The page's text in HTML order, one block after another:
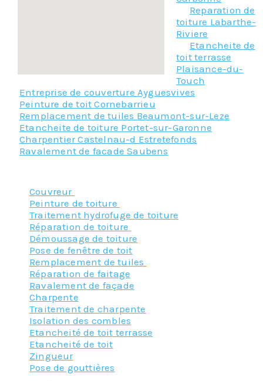
Reparation de
toiture Labarthe-
Riviere
Etancheite de
toit terrasse
Plaisance-du-
Touch
Entreprise de couverture Ayguesvives
Peinture de toit Cornebarrieu
Remplacement de tuiles Beaumont-sur-Leze
Etancheite de toiture Portet-sur-Garonne
Charpentier Castelnau-d Estretefonds
Ravalement de facade Saubens
Couvreur
Peinture de toiture
Traitement hydrofuge de toiture
Réparation de toiture
Démoussage de toiture
Pose de fenêtre de toit
Remplacement de tuiles
Réparation de faitage
Ravalement de façade
Charpente
Traitement de charpente
Isolation des combles
Etancheité de toit terrasse
Etancheité de toit
Zingueur
Pose de gouttières